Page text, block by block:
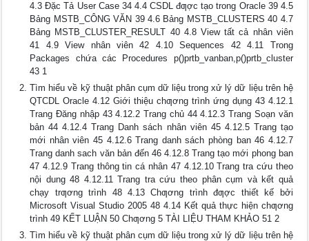
4.3 Đặc Tả User Case 34 4.4 CSDL đƣợc tạo trong Oracle 39 4.5
Bảng MSTB_CÔNG VĂN 39 4.6 Bảng MSTB_CLUSTERS 40 4.7
Bảng MSTB_CLUSTER_RESULT 40 4.8 View tất cả nhân viên
41 4.9 View nhân viên 42 4.10 Sequences 42 4.11 Trong
Packages chứa các Procedures p()prtb_vanban,p()prtb_cluster
43 1
Tìm hiểu về kỹ thuật phân cụm dữ liệu trong xử lý dữ liệu trên hệ
QTCDL Oracle 4.12 Giới thiệu chƣơng trình ứng dụng 43 4.12.1
Trang Đăng nhập 43 4.12.2 Trang chủ 44 4.12.3 Trang Soạn văn
bản 44 4.12.4 Trang Danh sách nhân viên 45 4.12.5 Trang tạo
mới nhân viên 45 4.12.6 Trang danh sách phòng ban 46 4.12.7
Trang danh sach văn bản đến 46 4.12.8 Trang tạo mới phong ban
47 4.12.9 Trang thông tin cá nhân 47 4.12.10 Trang tra cứu theo
nội dung 48 4.12.11 Trang tra cứu theo phân cụm và kết quả
chạy trƣơng trình 48 4.13 Chƣơng trình đƣợc thiết kế bởi
Microsoft Visual Studio 2005 48 4.14 Kết quả thực hiện chƣơng
trình 49 KẾT LUẬN 50 Chƣơng 5 TÀI LIỆU THAM KHẢO 51 2
Tìm hiểu về kỹ thuật phân cụm dữ liệu trong xử lý dữ liệu trên hệ